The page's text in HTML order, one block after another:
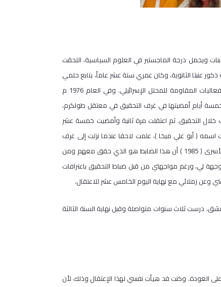
متزوج وله ثلاث بنات ويحمل درجة الماجستير في العلوم السياسية، التحقت
عنبتا الثانوية، وكان عمري ستة عشر عاماً، يتابع حلمي
حديثه لمركز أبو جهاد، حين بدأت مشاركاتي في المظاهرات الطلابية والجماهيرية ومختلف الفعاليات المقاومة للمحتل الإسرائيلي. وفي العام 1976 م
لتحرير فلسطين، واعتقلت للمرة الأولى في شهر أيار 1976 م لمدة خمسة أيام أمضيتها في غرف التحقيق في معتقل طولكرم،
التحقيق. ثم اعتقلت مرة ثانية وأمضيت خمسة عشر
( أبو علي ميخا )، علمت لاحقا عندما نزلت إلى غرف
المعتقل والتقيت هناك بأسرى حكم عليهم بالإعتقال المؤبد وأطلق سراحهم في صفقة تبادل الأسرى ( 1985 ) أن هذا الضابط هو الذي حقق معهم ومن
لي، ورغم مواجهتي من قبل ضباط التحقيق باعترافات
وعن زملائي مع نهاية اليوم الخامس عشر للاعتقال.
بكلية الحقوق في جامعة دمشق، درست ثلاث سنوات متواصلة وقبل نهاية السنة الثالثة
العودة. وكنت قد هيأت نفسي لهذا الإعتقال وذلك لأن